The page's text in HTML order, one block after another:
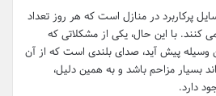
پرکاربرد در منازل است که هر روز تعداد
می کنند. با این حال، یکی از مشکلاتی که
وسیله پیش آید، صدای بلندی است که از آن
بسیار مزاحم باشد و به همین دلیل،
دارد.